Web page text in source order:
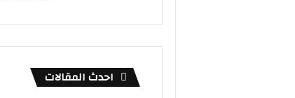
احدث المقالات